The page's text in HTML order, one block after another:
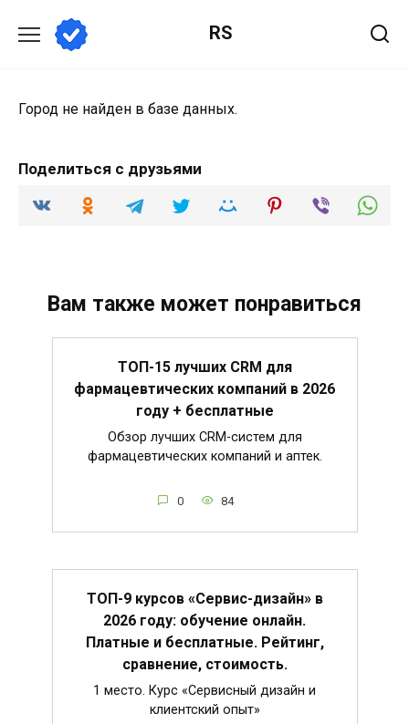
содержанию
RS
Город не найден в базе данных.
Поделиться с друзьями
Вам также может понравиться
ТОП-15 лучших CRM для
фармацевтических компаний в 2026
году + бесплатные
Обзор лучших CRM-систем для
фармацевтических компаний и аптек.
0 84
ТОП-9 курсов «Сервис-дизайн» в
2026 году: обучение онлайн.
Платные и бесплатные. Рейтинг,
сравнение, стоимость.
1 место. Курс «Сервисный дизайн и
клиентский опыт»